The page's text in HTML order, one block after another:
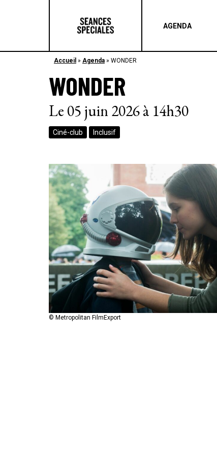
AGENDA
Accueil » Agenda » WONDER
WONDER
Le 05 juin 2026 à 14h30
Ciné-club Inclusif
© Metropolitan FilmExport